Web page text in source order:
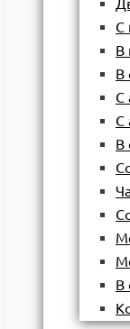
С
В
В
С
С
В
В